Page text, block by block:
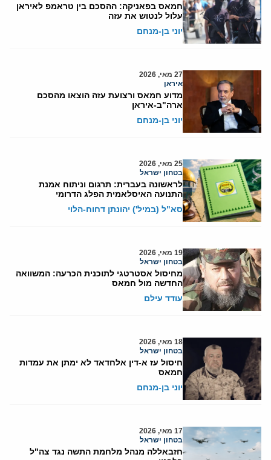
חמאס בפאניקה: ההסכם בין טראמפ לאיראן
עלול לנטוש את עזה
יוני בן-מנחם
27 מאי, 2026
איראן
מדוע חמאס ורצועת עזה הוצאו מהסכם
ארה"ב-איראן
יוני בן-מנחם
25 מאי, 2026
בטחון ישראל
לראשונה בעברית: תרגום וניתוח אמנת
התנועה האיסלאמית הפלג הדרומי
סא"ל (במיל') יהונתן דחוח-הלוי
19 מאי, 2026
בטחון ישראל
מחיסול אסטרטגי לתוכנית הכרעה: המשוואה
החדשה מול חמאס
עודד עילם
18 מאי, 2026
בטחון ישראל
חיסול עז א-דין אלחדאד לא ימתן את עמדות
חמאס
יוני בן-מנחם
17 מאי, 2026
בטחון ישראל
חזבאללה מנהל מלחמת התשה נגד צה"ל